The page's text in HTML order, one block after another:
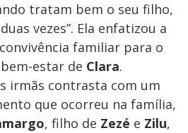
tratam bem o seu filho,
vezes”. Ela enfatizou a
familiar para o
estar de Clara.
irmãs contrasta com um
que ocorreu na família,
, filho de Zezé e Zilu,